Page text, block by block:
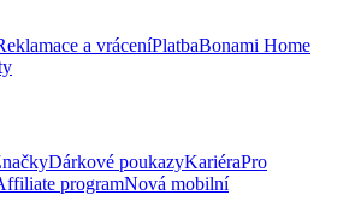
a vráceníPlatbaBonami Home
Dárkové poukazyKariéraPro
programNová mobilní